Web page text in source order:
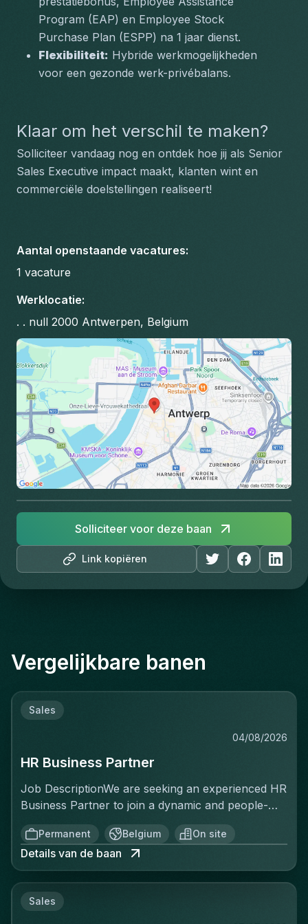
Program (EAP) en Employee Stock
Purchase Plan (ESPP) na 1 jaar dienst.
Flexibiliteit: Hybride werkmogelijkheden
voor een gezonde werk-privébalans.
Klaar om het verschil te maken?
Solliciteer vandaag nog en ontdek hoe jij als Senior
Sales Executive impact maakt, klanten wint en
commerciële doelstellingen realiseert!
Aantal openstaande vacatures:
1 vacature
Werklocatie:
. . null 2000 Antwerpen, Belgium
Link kopiëren
Solliciteer voor deze baan
Vergelijkbare banen
Sales
04/08/2026
HR Business Partner
Job DescriptionWe are seeking an experienced HR
Business Partner to join a dynamic and people-
centric organization where HR plays a strategic
role in driving business success. In this position,
you will serve as a trusted advisor to senior
management and department leaders, translating
strategies and initiatives. You will partner closely
Permanent Belgium On site
Details van de baan
Sales